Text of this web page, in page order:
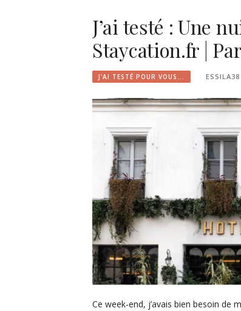
J’ai testé : Une
Staycation.fr |
J'AI TESTÉ POUR VOUS... ESSILA38
Ce week-end, j’avais bien besoin de